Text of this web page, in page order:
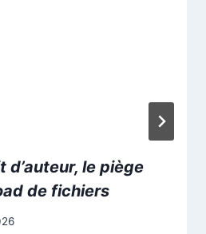
d’auteur, le piège
de fichiers